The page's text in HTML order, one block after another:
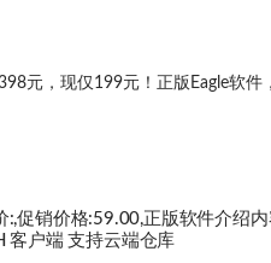
元，现仅199元！正版Eagle软件
:,促销价格:59.00,正版软件介绍
客户端 支持云端仓库